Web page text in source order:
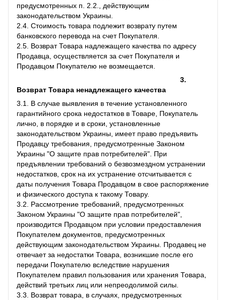
предусмотренных п. 2.2., действующим
законодательством Украины.
2.4. Стоимость товара подлежит возврату путем
банковского перевода на счет Покупателя.
2.5. Возврат Товара надлежащего качества по адресу
Продавца, осуществляется за счет Покупателя и
Продавцом Покупателю не возмещается.
3.
Возврат Товара ненадлежащего качества
3.1. В случае выявления в течение установленного
гарантийного срока недостатков в Товаре, Покупатель
лично, в порядке и в сроки, установленные
законодательством Украины, имеет право предъявить
Продавцу требования, предусмотренные Законом
Украины "О защите прав потребителей". При
предъявлении требований о безвозмездном устранении
недостатков, срок на их устранение отсчитывается с
даты получения Товара Продавцом в свое распоряжение
и физического доступа к такому Товару.
3.2. Рассмотрение требований, предусмотренных
Законом Украины "О защите прав потребителей",
производится Продавцом при условии предоставления
Покупателем документов, предусмотренных
действующим законодательством Украины. Продавец не
отвечает за недостатки Товара, возникшие после его
передачи Покупателю вследствие нарушения
Покупателем правил пользования или хранения Товара,
действий третьих лиц или непреодолимой силы.
3.3. Возврат товара, в случаях, предусмотренных